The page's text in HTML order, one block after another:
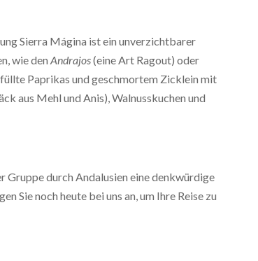
Sierra Mágina ist ein unverzichtbarer
wie denAndrajos(eine Art Ragout) oder
Paprikas und geschmortem Zicklein mit
aus Mehl und Anis), Walnusskuchen und
Gruppe durch Andalusien eine denkwürdige
Sie noch heute bei uns an, um Ihre Reise zu